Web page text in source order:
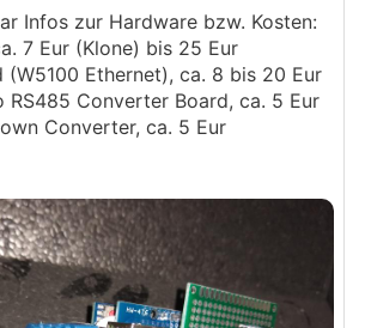
Infos zur Hardware bzw. Kosten:
7 Eur (Klone) bis 25 Eur
(W5100 Ethernet), ca. 8 bis 20 Eur
RS485 Converter Board, ca. 5 Eur
Converter, ca. 5 Eur